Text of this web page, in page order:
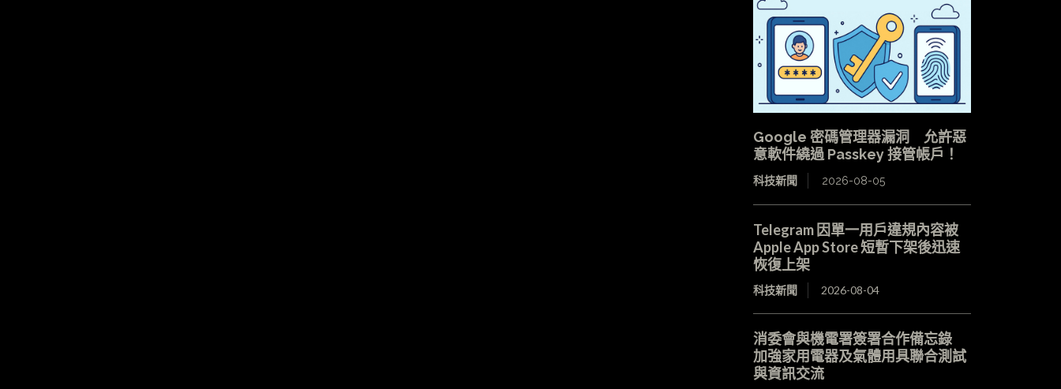
Google 密碼管理器漏洞 允許惡
意軟件繞過 Passkey 接管帳戶！
科技新聞 2026-08-05
Telegram 因單一用戶違規內容被
Apple App Store 短暫下架後迅速
恢復上架
科技新聞 2026-08-04
消委會與機電署簽署合作備忘錄
加強家用電器及氣體用具聯合測試
與資訊交流